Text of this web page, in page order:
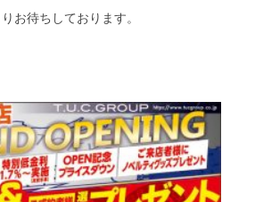
お待ちしております。